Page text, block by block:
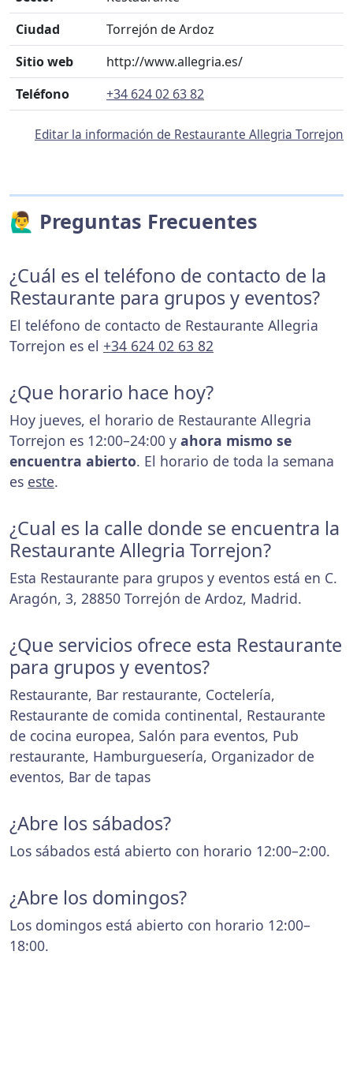
Ciudad
Torrejón de Ardoz
Sitio web
http://www.allegria.es/
Teléfono
+34 624 02 63 82
Editar la información de Restaurante Allegria Torrejon
🙋‍♂️ Preguntas Frecuentes
¿Cuál es el teléfono de contacto de la
Restaurante para grupos y eventos?
El teléfono de contacto de Restaurante Allegria
Torrejon es el +34 624 02 63 82
¿Que horario hace hoy?
Hoy jueves, el horario de Restaurante Allegria
Torrejon es 12:00–24:00 y ahora mismo se
encuentra abierto. El horario de toda la semana
es este.
¿Cual es la calle donde se encuentra la
Restaurante Allegria Torrejon?
Esta Restaurante para grupos y eventos está en C.
Aragón, 3, 28850 Torrejón de Ardoz, Madrid.
¿Que servicios ofrece esta Restaurante
para grupos y eventos?
Restaurante, Bar restaurante, Coctelería,
Restaurante de comida continental, Restaurante
de cocina europea, Salón para eventos, Pub
restaurante, Hamburguesería, Organizador de
eventos, Bar de tapas
¿Abre los sábados?
Los sábados está abierto con horario 12:00–2:00.
¿Abre los domingos?
Los domingos está abierto con horario 12:00–
18:00.